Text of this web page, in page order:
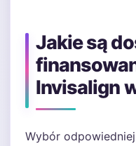
Jakie są
Invisalign
Wybór